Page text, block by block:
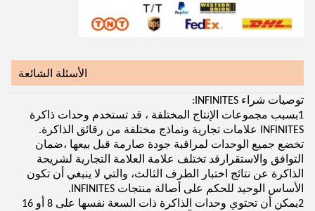
الأسئلة الشائعة
توصيات شراء INFINITES:
1بسبب مجموعات الإنتاج المختلفة ، قد تستخدم وحدات ذاكرة
INFINITES علامات تجارية ونماذج مختلفة من رقائق الذاكرة.
تخضع جميع الوحدات لمراقبة جودة صارمة قبل بيعها ،ضمان
التوافق والاستقرارقد تختلف علامة العلامة التجارية لشريحة
الذاكرة عن نتائج اختبار الطرف الثالث، والتي لا ينبغي أن تكون
الأساس الوحيد للحكم على أصالة منتجات INFINITES.
2يمكن أن تحتوي وحدات الذاكرة ذات السعة نفسها على 8 أو 16